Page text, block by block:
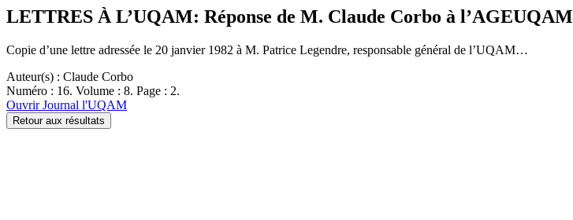
LETTRES À L’UQAM: Réponse de M. Claude Corbo à l’AGEUQAM
Copie d’une lettre adressée le 20 janvier 1982 à M. Patrice Legendre, responsable général de l’UQAM…
Auteur(s) : Claude Corbo
Numéro : 16. Volume : 8. Page : 2.
Ouvrir Journal l'UQAM
Retour aux résultats